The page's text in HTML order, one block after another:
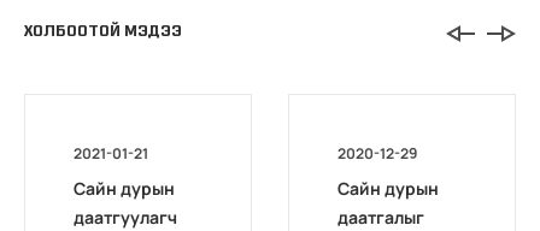
ХОЛБООТОЙ МЭДЭЭ
2021-01-21
Сайн дурын
даатгуулагч
2020-12-29
Сайн дурын
даатгалыг